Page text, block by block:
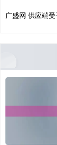
广盛网 供应端